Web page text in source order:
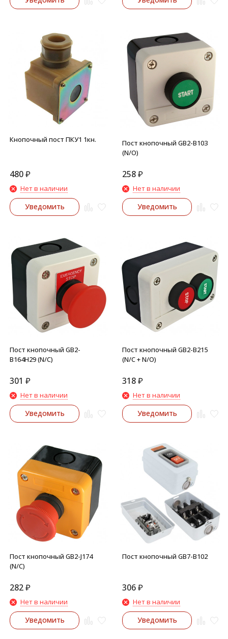
Кнопочный пост ПКУ1 1кн.
480₽
Нет в наличии
Уведомить
Пост кнопочный GB2-B103
(N/O)
258₽
Нет в наличии
Уведомить
Пост кнопочный GB2-
B164H29 (N/C)
301 ₽
Нет в наличии
Уведомить
Пост кнопочный GB2-B215
(N/C + N/O)
318₽
Нет в наличии
Уведомить
Пост кнопочный GB2-J174
(N/C)
282₽
Нет в наличии
Уведомить
Пост кнопочный GB7-B102
306₽
Нет в наличии
Уведомить